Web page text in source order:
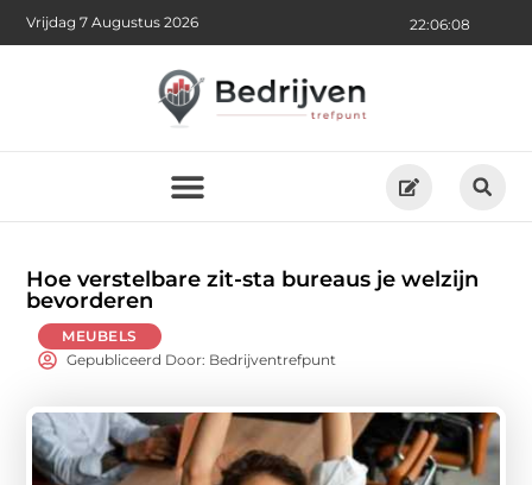
22:06:09
Vrijdag 7 Augustus 2026
Hoe verstelbare zit-sta bureaus je welzijn
bevorderen
MEUBELS
Gepubliceerd Door: Bedrijventrefpunt